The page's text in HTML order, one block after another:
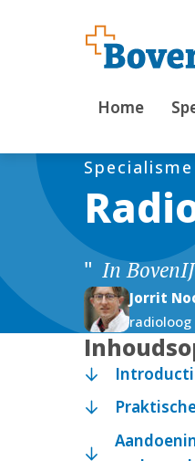
Home
Specialisme
In
Jorrit
radioloog